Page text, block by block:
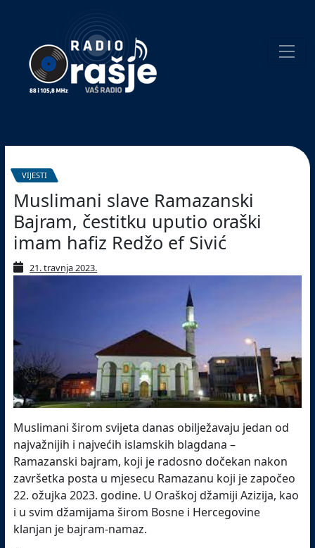
website!
VIJESTI
Muslimani slave Ramazanski
Bajram, čestitku uputio oraški
imam hafiz Redžo ef Sivić
21. travnja 2023.
Muslimani širom svijeta danas obilježavaju jedan od
najvažnijih i najvećih islamskih blagdana –
Ramazanski bajram, koji je radosno dočekan nakon
završetka posta u mjesecu Ramazanu koji je započeo
22. ožujka 2023. godine. U Oraškoj džamiji Azizija, kao
i u svim džamijama širom Bosne i Hercegovine
klanjan je bajram-namaz.